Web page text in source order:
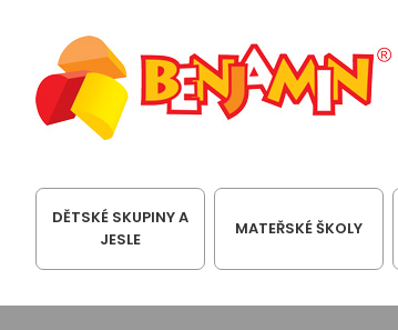
DĚTSKÉ SKUPINY A
JESLE
MATEŘSKÉ ŠKOLY